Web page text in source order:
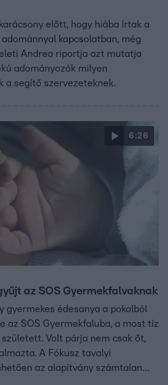
előtt, hogy hiába írtak a
kapcsolatban, még
Andrea riportja azt mutatja
adományozók milyen
a segítő szervezeteknek.
6:26
az SOS Gyermekfalvaknak
gyermekes édesanya a pokolból
az SOS Gyermekfaluba, a most tíz
Volt párja nem csak őt,
A Fókusz tavalyi
az alapítvány számtalan